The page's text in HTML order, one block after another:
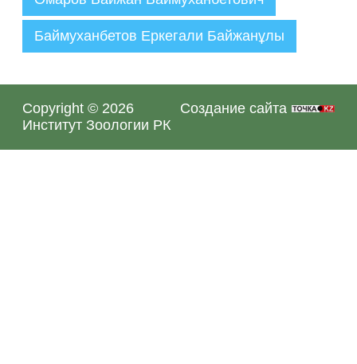
Администратор
29.09.2022
Баймуханбетов Еркегали Байжанұлы
Copyright © 2026
Институт Зоологии РК
Создание сайта